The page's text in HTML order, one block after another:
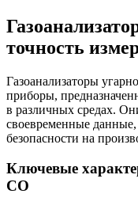
точность
Газоанализаторы
приборы,
в различных средах.
своевременные
безопасности на
Ключевые
СО